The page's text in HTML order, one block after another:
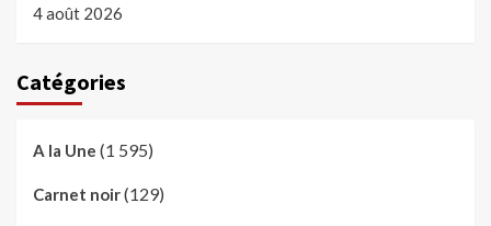
4 août 2026
Catégories
A la Une (1 595)
Carnet noir(129)